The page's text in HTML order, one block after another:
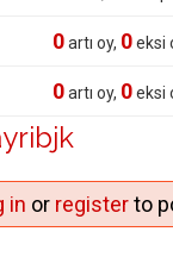
0artı oy, 0eksi
0artı oy, 0eksi
in or registerto